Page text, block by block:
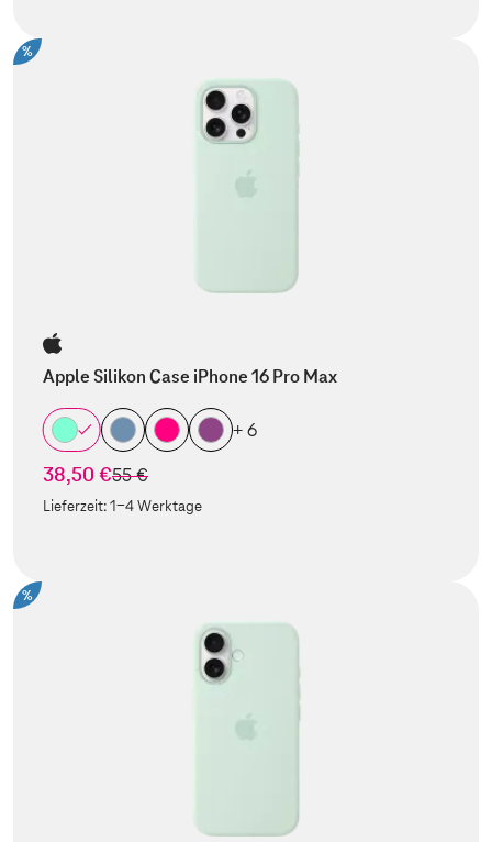
%
Apple Silikon Case iPhone 16 Pro Max
+ 6
38,50 €statt
55 €
Lieferzeit:1-4 Werktage
%